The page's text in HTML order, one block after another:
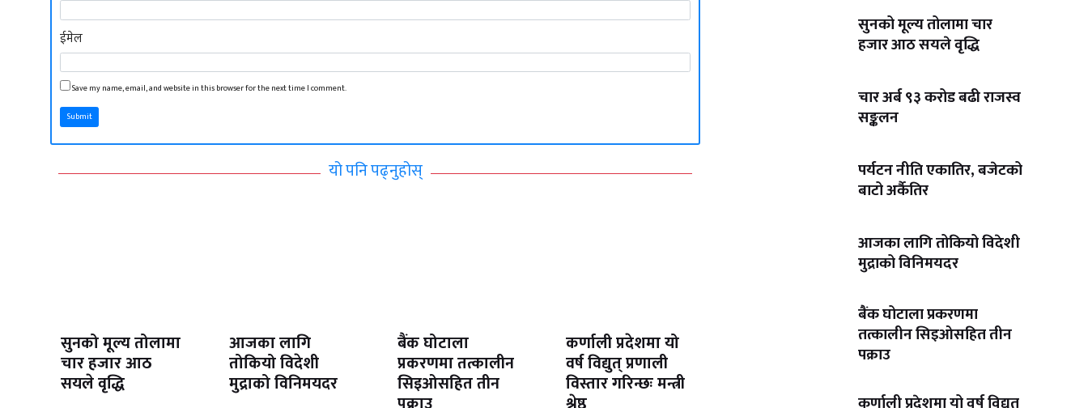
ईमेल
Save my name, email, and website in this browser for the next time I comment.
Submit
यो पनि पढ्नुहोस्
सुनको मूल्य तोलामा
चार हजार आठ
सयले वृद्धि
आजका लागि
तोकियो विदेशी
मुद्राको विनिमयदर
बैंक घोटाला
प्रकरणमा तत्कालीन
सिइओसहित तीन
कर्णाली प्रदेशमा यो
वर्ष विद्युत् प्रणाली
विस्तार गरिन्छः मन्त्री
सुनको मूल्य तोलामा चार
हजार आठ सयले वृद्धि
चार अर्ब ९३ करोड बढी राजस्व
सङ्कलन
पर्यटन नीति एकातिर, बजेटको
बाटो अर्कैतिर
आजका लागि तोकियो विदेशी
मुद्राको विनिमयदर
बैंक घोटाला प्रकरणमा
तत्कालीन सिइओसहित तीन
पक्राउ